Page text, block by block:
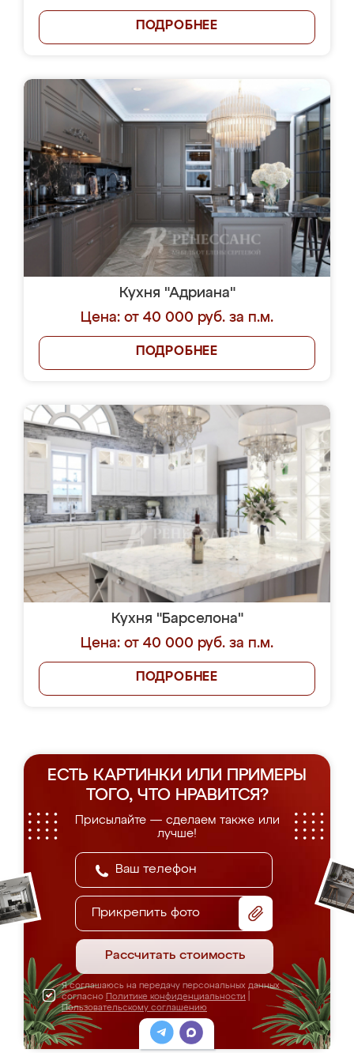
ПОДРОБНЕЕ
Кухня "Адриана"
Цена: от 40 000 руб. за п.м.
ПОДРОБНЕЕ
Кухня "Барселона"
Цена: от 40 000 руб. за п.м.
ПОДРОБНЕЕ
ЕСТЬ КАРТИНКИ ИЛИ ПРИМЕРЫ
ТОГО, ЧТО НРАВИТСЯ?
Присылайте — сделаем также или
лучше!
Прикрепить фото
Рассчитать стоимость
Я соглашаюсь на передачу персональных данных
согласно Политике конфиденциальности
Пользовательскому соглашению